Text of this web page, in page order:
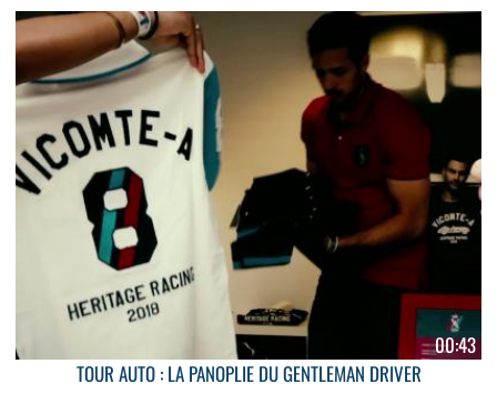
00:43
TOUR AUTO : LA PANOPLIE DU GENTLEMAN DRIVER